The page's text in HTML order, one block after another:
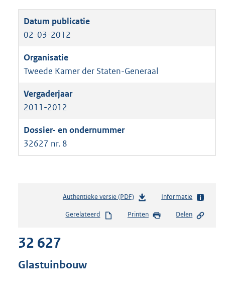
02-03-2012
Tweede Kamer der Staten-Generaal
2011-2012
32627 nr. 8
Authentieke versie (PDF)b
s
Informatie
Gerelateerd Printen Delen
32 627
Glastuinbouw